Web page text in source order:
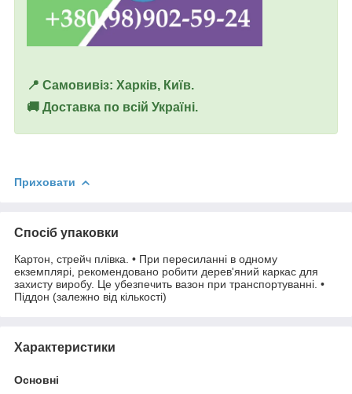
📍 Самовивіз: Харків, Київ.
🚚 Доставка по всій Україні.
Приховати
Спосіб упаковки
Картон, стрейч плівка. • При пересиланні в одному
екземплярі, рекомендовано робити дерев'яний каркас для
захисту виробу. Це убезпечить вазон при транспортуванні. •
Піддон (залежно від кількості)
Характеристики
Основні